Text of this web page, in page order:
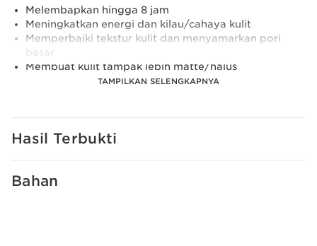
TAMPILKAN SELENGKAPNYA
Melembapkan hingga 8 jam
Meningkatkan energi dan kilau/cahaya kulit
Memperbaiki tekstur kulit dan menyamarkan pori
besar
Membuat kulit tampak lebih matte/halus
Teruji pada kulit sensitif
Clarins x POP MART.
untuk meningkatkan kecerahan kulit dan Clarins’
Hasil Terbukti
Bahan